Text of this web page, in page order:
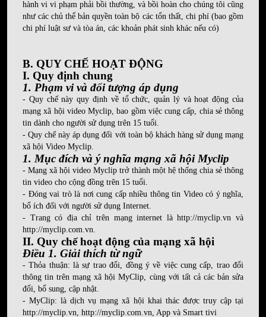
hành vi vi phạm phải bồi thường, và bồi hoàn cho chúng tôi cũng
như các chủ thể bản quyền toàn bộ các tổn thất, chi phí (bao gồm
chi phí luật sư và tòa án, các khoản phát sinh khác nếu có)
B. QUY CHẾ HOẠT ĐỘNG
I. Quy định chung
1. Phạm vi và đối tượng áp dụng
- Quy chế này quy định về tổ chức, quản lý và hoạt động của
mạng xã hội video Myclip, bao gồm việc cung cấp, chia sẻ thông
tin dành cho người sử dụng trên 15 tuổi.
- Quy chế này áp dụng đối với toàn bộ khách hàng sử dụng mạng
xã hội Video Myclip.
1. Mục đích và ý nghĩa mạng xã hội Myclip
- Mạng xã hội video Myclip trở thành một hệ thống chia sẻ thông
tin video cho cộng đồng trên 15 tuổi.
- Đóng vai trò là nơi cung cấp nhiều thông tin Video có ý nghĩa,
bổ ích đối với người sử dụng Internet.
- Trang có địa chỉ trên mạng internet làhttp://myclip.vn và
http://myclip.com.vn.
II. Quy chế hoạt động của mạng xã hội
Điều 1. Giải thích từ ngữ
- Thỏa thuận: là sự trao đổi, đồng ý về việc cung cấp, trao đổi
thông tin trên mạng xã hội MyClip, cùng với tất cả các bản sửa
đổi, bổ sung, cập nhật.
- MyClip: là dịch vụ mạng xã hội khai thác được truy cập tại
http://myclip.vn, http://myclip.com.vn, App và Smart tivi